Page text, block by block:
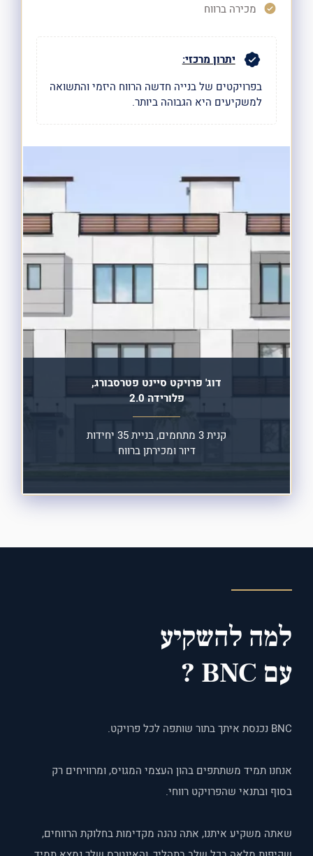
מכירה ברווח
יתרון מרכזי:
בפרויקטים של בנייה חדשה הרווח היזמיוהתשואה
למשקיעים היא הגבוהה ביותר.
דוג' פרויקט סיינט פטרסבורג,
פלורידה 2.0
קנית 3 מתחמים,
בניית 35 יחידות
דיור ומכירתן ברווח
למה להשקיע
עם BNC ?
BNC נכנסת איתך בתור שותפה לכל פרויקט.
אנחנו תמיד משתתפים בהון העצמי המגויס, ומרוויחים רק
בסוף ובתנאי שהפרויקט רווחי.
שאתה משקיע איתנו, אתה נהנה מקדימות בחלוקת הרווחים,